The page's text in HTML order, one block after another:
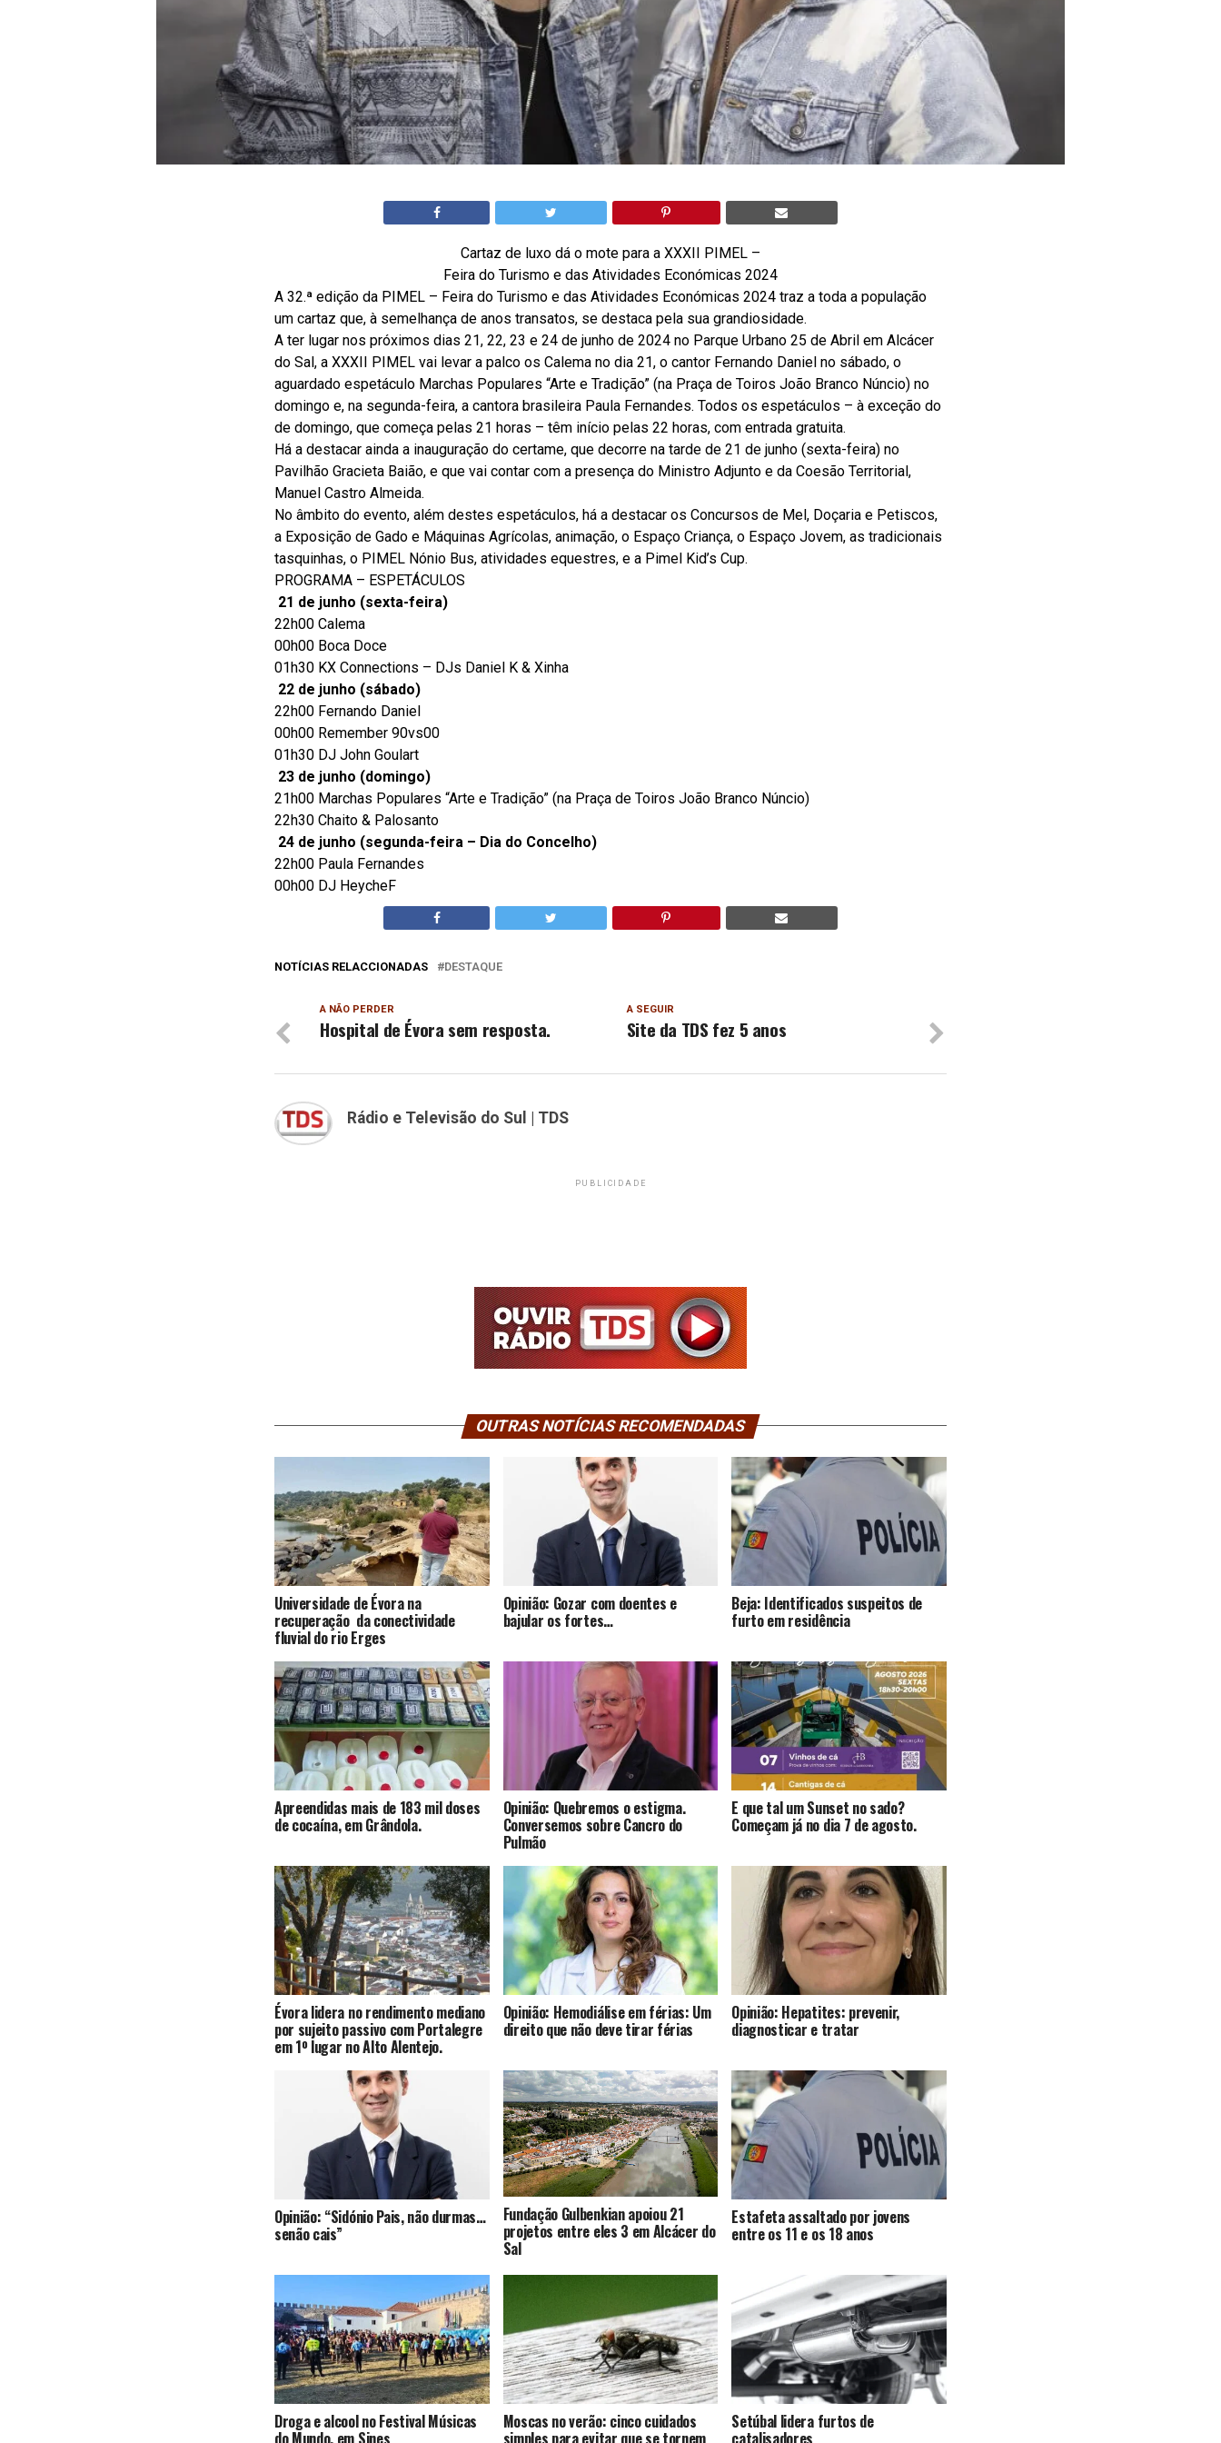
Cartaz de luxo dá o mote para a XXXII PIMEL –
Feira do Turismo e das Atividades Económicas 2024
A 32.ª edição da PIMEL – Feira do Turismo e das Atividades Económicas 2024 traz a toda a população
um cartaz que, à semelhança de anos transatos, se destaca pela sua grandiosidade.
A ter lugar nos próximos dias 21, 22, 23 e 24 de junho de 2024 no Parque Urbano 25 de Abril em Alcácer
do Sal, a XXXII PIMEL vai levar a palco os Calema no dia 21, o cantor Fernando Daniel no sábado, o
aguardado espetáculo Marchas Populares “Arte e Tradição” (na Praça de Toiros João Branco Núncio) no
domingo e, na segunda-feira, a cantora brasileira Paula Fernandes. Todos os espetáculos – à exceção do
de domingo, que começa pelas 21 horas – têm início pelas 22 horas, com entrada gratuita.
Há a destacar ainda a inauguração do certame, que decorre na tarde de 21 de junho (sexta-feira) no
Pavilhão Gracieta Baião, e que vai contar com a presença do Ministro Adjunto e da Coesão Territorial,
Manuel Castro Almeida.
No âmbito do evento, além destes espetáculos, há a destacar os Concursos de Mel, Doçaria e Petiscos,
a Exposição de Gado e Máquinas Agrícolas, animação, o Espaço Criança, o Espaço Jovem, as tradicionais
tasquinhas, o PIMEL Nónio Bus, atividades equestres, e a Pimel Kid’s Cup.
PROGRAMA – ESPETÁCULOS
21 de junho (sexta-feira)
22h00 Calema
00h00 Boca Doce
01h30 KX Connections – DJs Daniel K & Xinha
22 de junho (sábado)
22h00 Fernando Daniel
00h00 Remember 90vs00
01h30 DJ John Goulart
23 de junho (domingo)
21h00 Marchas Populares “Arte e Tradição” (na Praça de Toiros João Branco Núncio)
22h30 Chaito & Palosanto
24 de junho (segunda-feira – Dia do Concelho)
22h00 Paula Fernandes
00h00 DJ HeycheF
NOTÍCIAS RELACCIONADAS DESTAQUE
A SEGUIR
Site da TDS fez 5 anos
A NÃO PERDER
Hospital de Évora sem resposta.
Rádio e Televisão do Sul | TDS
PUBLICIDADE
OUTRAS NOTÍCIAS RECOMENDADAS
Universidade de Évora na
recuperação da conectividade
fluvial do rio Erges
Opinião: Gozar com doentes e
bajular os fortes…
Beja: Identificados suspeitos de
furto em residência
Apreendidas mais de 183 mil doses
de cocaína, em Grândola.
Opinião: Quebremos o estigma.
Conversemos sobre Cancro do
Pulmão
E que tal um Sunset no sado?
Começam já no dia 7 de agosto.
Évora lidera no rendimento mediano
por sujeito passivo com Portalegre
em 1º lugar no Alto Alentejo.
Opinião: Hemodiálise em férias: Um
direito que não deve tirar férias
Opinião: Hepatites: prevenir,
diagnosticar e tratar
Opinião: “Sidónio Pais, não durmas…
senão cais”
Fundação Gulbenkian apoiou 21
projetos entre eles 3 em Alcácer do
Sal
Estafeta assaltado por jovens
entre os 11 e os 18 anos
Droga e alcool no Festival Músicas
do Mundo, em Sines
Moscas no verão: cinco cuidados
simples para evitar que se tornem
Setúbal lidera furtos de
catalisadores